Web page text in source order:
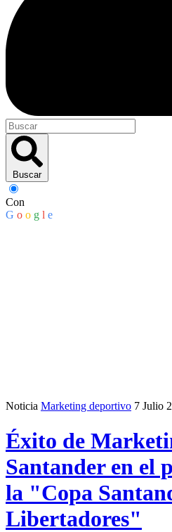
Buscar
Con
G o o g l e
Noticia Marketing deportivo 7 Julio
Éxito de
Santander en el
la "Copa
Libertadores"